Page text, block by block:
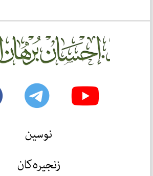
نوسین
زنجیرەکان